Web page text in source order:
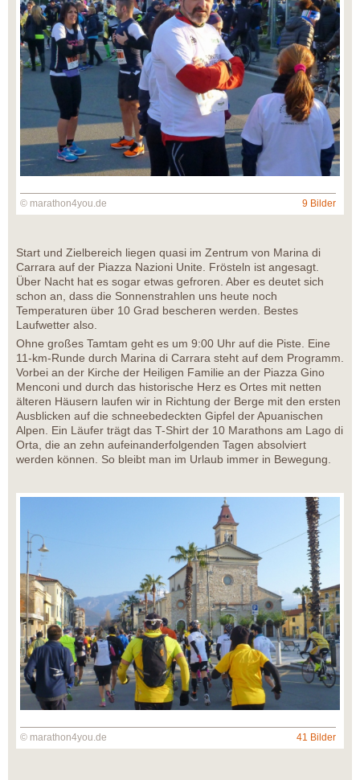
© marathon4you.de 9 Bilder
Start und Zielbereich liegen quasi im Zentrum von Marina di
Carrara auf der Piazza Nazioni Unite. Frösteln ist angesagt.
Über Nacht hat es sogar etwas gefroren. Aber es deutet sich
schon an, dass die Sonnenstrahlen uns heute noch
Temperaturen über 10 Grad bescheren werden. Bestes
Laufwetter also.
Ohne großes Tamtam geht es um 9:00 Uhr auf die Piste. Eine
11-km-Runde durch Marina di Carrara steht auf dem Programm.
Vorbei an der Kirche der Heiligen Familie an der Piazza Gino
Menconi und durch das historische Herz es Ortes mit netten
älteren Häusern laufen wir in Richtung der Berge mit den ersten
Ausblicken auf die schneebedeckten Gipfel der Apuanischen
Alpen. Ein Läufer trägt das T-Shirt der 10 Marathons am Lago di
Orta, die an zehn aufeinanderfolgenden Tagen absolviert
werden können. So bleibt man im Urlaub immer in Bewegung.
© marathon4you.de 41 Bilder